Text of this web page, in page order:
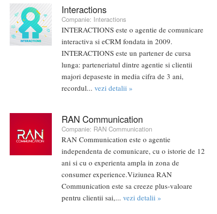
Interactions
Companie: Interactions
INTERACTIONS este o agentie de comunicare
interactiva si eCRM fondata in 2009.
INTERACTIONS este un partener de cursa
lunga: parteneriatul dintre agentie si clientii
majori depaseste in media cifra de 3 ani,
recordul... vezi detalii »
RAN Communication
Companie: RAN Communication
RAN Communication este o agentie
independenta de comunicare, cu o istorie de 12
ani si cu o experienta ampla in zona de
consumer experience.Viziunea RAN
Communication este sa creeze plus-valoare
pentru clientii sai,... vezi detalii »